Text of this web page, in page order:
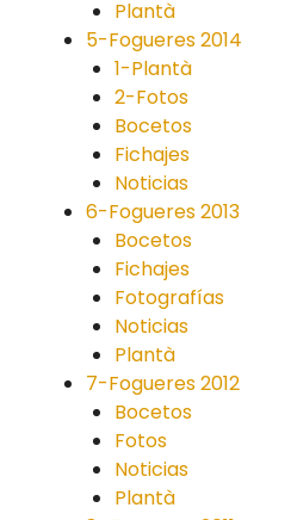
Plantà
5-Fogueres 2014
1-Plantà
2-Fotos
Bocetos
Fichajes
Noticias
6-Fogueres 2013
Bocetos
Fichajes
Fotografías
Noticias
Plantà
7-Fogueres 2012
Bocetos
Fotos
Noticias
Plantà